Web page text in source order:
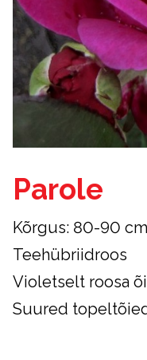
Parole
Kõrgus: 80-90 cm
Teehübriidroos
Violetselt roosa
Suured